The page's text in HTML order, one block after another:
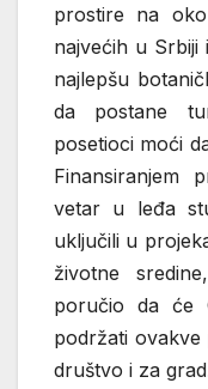
prostire na
najvećih u Srbiji
najlepšu
da postane
posetioci moći
Finansiranjem
vetar u leđa
uključili u
životne
poručio da će
podržati
društvo i za